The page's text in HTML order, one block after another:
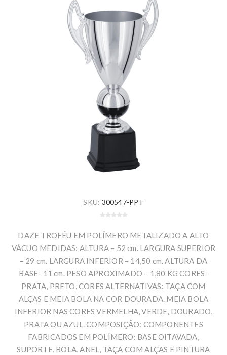
SKU: 300547-PPT
DAZE TROFÉU EM POLÍMERO METALIZADO A ALTO
VÁCUO MEDIDAS: ALTURA – 52 cm. LARGURA SUPERIOR
– 29 cm. LARGURA INFERIOR – 14,50 cm. ALTURA DA
BASE- 11 cm. PESO APROXIMADO – 1,80 KG CORES-
PRATA, PRETO. CORES ALTERNATIVAS: TAÇA COM
ALÇAS E MEIA BOLA NA COR DOURADA. MEIA BOLA
INFERIOR NAS CORES VERMELHA, VERDE, DOURADO,
PRATA OU AZUL. COMPOSIÇÃO: COMPONENTES
FABRICADOS EM POLÍMERO: BASE OITAVADA,
SUPORTE, BOLA, ANEL, TAÇA COM ALÇAS E PINTURA